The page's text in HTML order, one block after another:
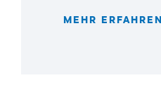
MEHR ERFAHREN